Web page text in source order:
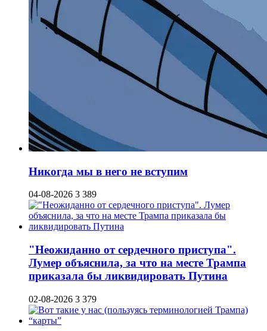
Никогда мы в него не вступим
04-08-2026 3 389
"Неожиданно от сердечного приступа".
Лумер объяснила, за что на месте Трампа
приказала бы ликвидировать Путина
02-08-2026 3 379